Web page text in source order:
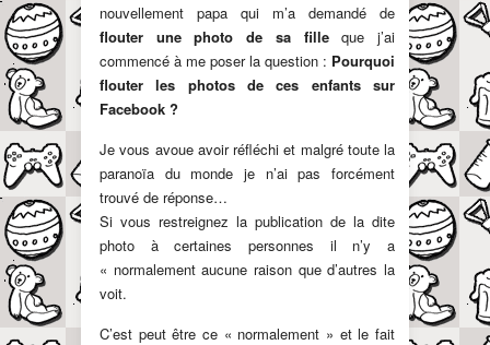
nouvellement papa qui m’a demandé de
flouter une photo de sa filleque j’ai
commencé à me poser la question : Pourquoi
flouter les photos de ces enfants sur
Facebook ?
Je vous avoue avoir réfléchi et malgré toute la
paranoïa du monde je n’ai pas forcément
trouvé de réponse…
Si vous restreignez la publication de la dite
photo à certaines personnes il n’y a
« normalement aucune raison que d’autres la
voit.
C’est peut être ce « normalement » et le fait